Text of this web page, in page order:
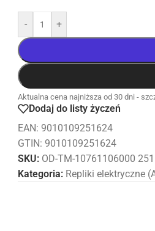
- +
Aktualna cena najniższa od 30 dni -
Dodaj do listy życzeń
EAN: 9010109251624
GTIN: 9010109251624
SKU: OD-TM-10761106000
Kategoria: Repliki elektryczne